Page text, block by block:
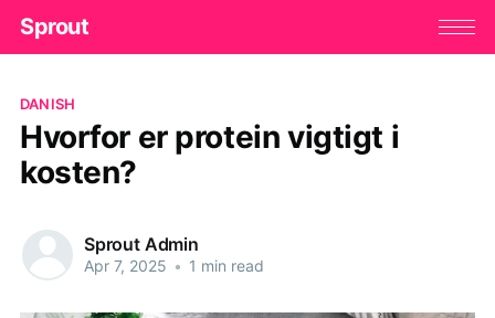
Sprout
DANISH
Hvorfor er protein vigtigt i
kosten?
Sprout Admin
Apr 7, 2025 • 1 min read